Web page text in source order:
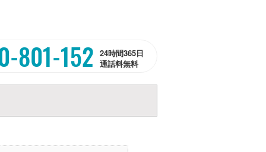
801-152 24時間365日
通話料無料